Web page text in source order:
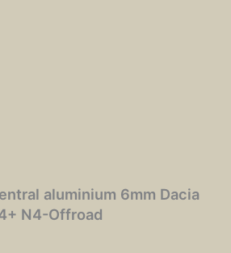
aluminium 6mm Dacia
N4-Offroad